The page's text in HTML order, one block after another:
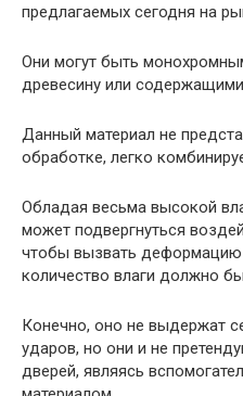
предлагаемых сегодня на
Они могут быть
древесину или
Данный материал не
обработке, легко
Обладая весьма высокой
может подвергнуться
чтобы вызвать деформацию
количество влаги должно
Конечно, оно не выдержат
ударов, но они и не
дверей, являясь